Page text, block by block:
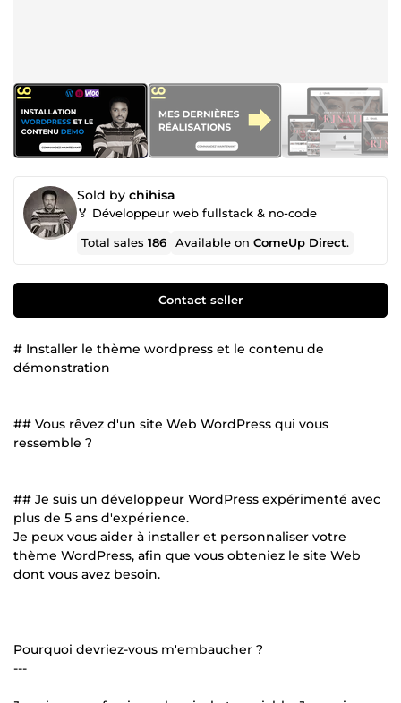
Sold by chihisa
🏅 Développeur web fullstack & no-code
Total sales186 Available onComeUp Direct.
Contact seller
# Installer le thème wordpress et le contenu de
démonstration
## Vous rêvez d'un site Web WordPress qui vous
ressemble ?
## Je suis un développeur WordPress expérimenté avec
plus de 5 ans d'expérience.
Je peux vous aider à installer et personnaliser votre
thème WordPress, afin que vous obteniez le site Web
dont vous avez besoin.
Pourquoi devriez-vous m'embaucher ?
---